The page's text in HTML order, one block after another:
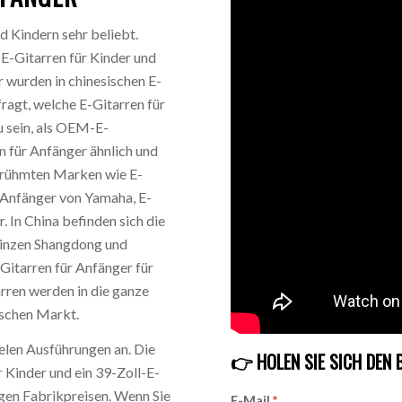
Kindern sehr beliebt.
Gitarren für Kinder und
in chinesischen E-
welche E-Gitarren für
sein, als OEM-E-
Anfänger ähnlich und
Marken wie E-
von Yamaha, E-
In China befinden sich die
Shangdong und
für Anfänger für
werden in die ganze
Markt.
Ausführungen an. Die
und ein 39-Zoll-E-
Fabrikpreisen. Wenn Sie
👉 HOLEN SIE SICH DEN